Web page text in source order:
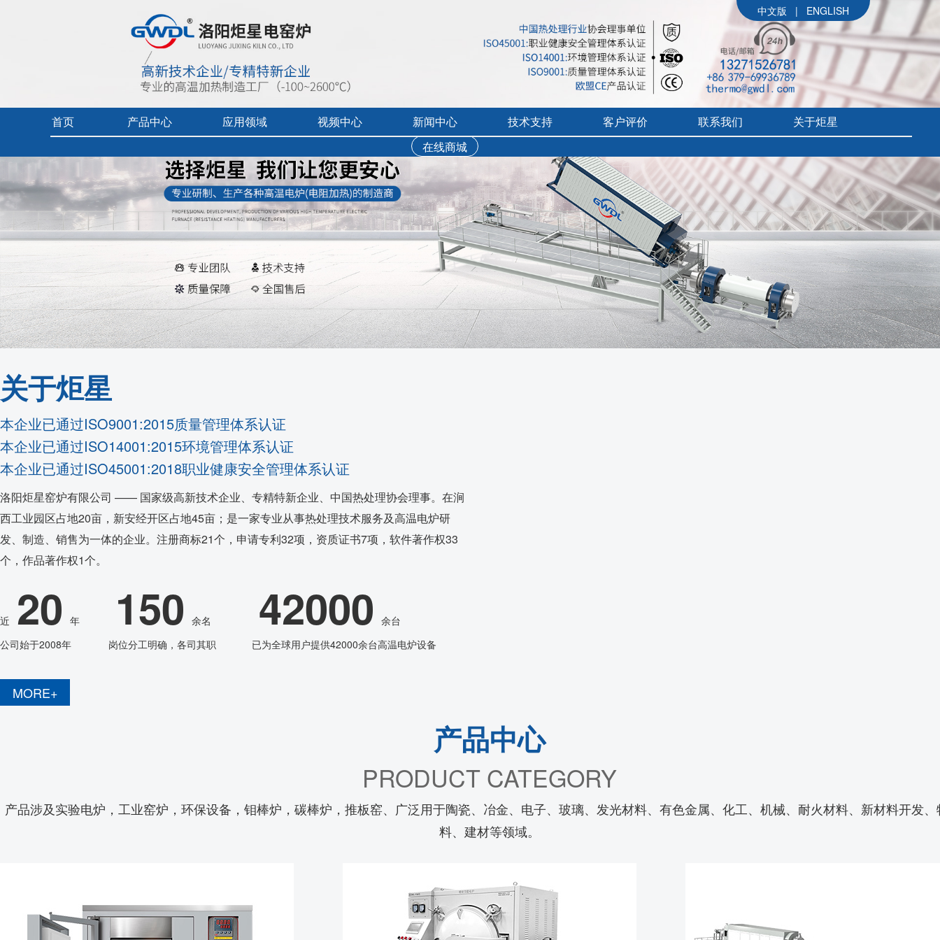
中文版 | ENGLISH
首页 产品中心
真空/气氛炉
工业电炉
电热烘干箱
中频炉
耐火隔热材料
高温窑具
电炉配件
代工服务
应用领域
燃料电池专用炉
热加工技术（空气）
工业陶瓷、玻璃
先进材料、增材制造、铸造
实验室、电池材料
视频中心
产品中心目录宣传视频
产品使用及操作讲解视频
新闻中心
行业展会活动
公司新闻
新品上市
技术支持
售后服务
免费培训
文字资料下载
视频资料下载
软件下载
客户评价
工业炉客户评价
真空气氛炉客户评价
耐火隔热材料客户评价
烘干箱客户评价
联系我们 关于炬星
参展信息
炬星大事记
企业文化
组织架构
售后体系
在线商城
关于炬星
本企业已通过ISO9001:2015质量管理体系认证
本企业已通过ISO14001:2015环境管理体系认证
本企业已通过ISO45001:2018职业健康安全管理体系认证
洛阳炬星窑炉有限公司 —— 国家级高新技术企业、专精特新企业、中国热处理协会理事。在涧
西工业园区占地20亩，新安经开区占地45亩；是一家专业从事热处理技术服务及高温电炉研
发、制造、销售为一体的企业。注册商标21个，申请专利32项，资质证书7项，软件著作权33
个，作品著作权1个。
近 20 年
公司始于2008年
150 余名
岗位分工明确，各司其职
42000 余台
已为全球用户提供42000余台高温电炉设备
MORE+
产品中心
PRODUCT CATEGORY
产品涉及实验电炉，工业窑炉，环保设备，钼棒炉，碳棒炉，推板窑、广泛用于陶瓷、冶金、电子、玻璃、发光材料、有色金属、化工、机械、耐火材料、新材料开发
料、建材等领域。